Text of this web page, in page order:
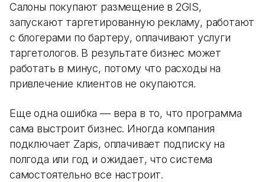
Салоны покупают размещение в 2GIS,
запускают таргетированную рекламу, работают
с блогерами по бартеру, оплачивают услуги
таргетологов. В результате бизнес может
работать в минус, потому что расходы на
привлечение клиентов не окупаются.
Еще одна ошибка — вера в то, что программа
сама выстроит бизнес. Иногда компания
подключает Zapis, оплачивает подписку на
полгода или год и ожидает, что система
самостоятельно все настроит.